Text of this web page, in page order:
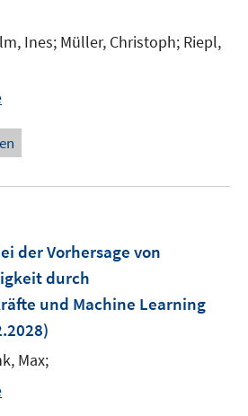
Ines; Müller, Christoph; Riepl,
der Vorhersage von
durch
und Machine Learning
Max;